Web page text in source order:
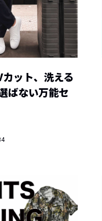
カット、洗える
ばない万能セ